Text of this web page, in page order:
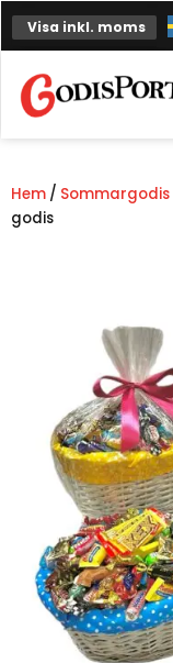
Hoppa
till
Visa inkl. moms
Hem / Sommargodis
godis